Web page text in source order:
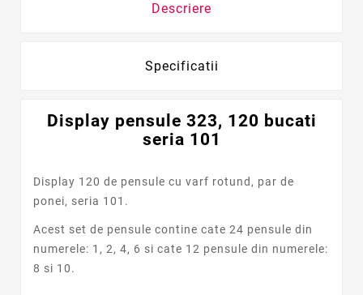
Descriere
Specificatii
Display pensule 323, 120 bucati
seria 101
Display 120 de pensule cu varf rotund, par de
ponei, seria 101.
Acest set de pensule contine cate 24 pensule din
numerele: 1, 2, 4, 6 si cate 12 pensule din numerele:
8 si 10.